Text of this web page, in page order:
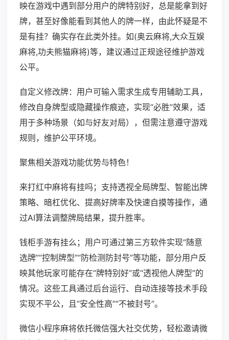
映在游戏中遇到部分用户的牌特别好，总是能拿到好
牌，甚至好像能看到其他人的牌一样，由此怀疑是不
是有挂？确实存在此类外挂。如(奥云麻将,大众互娱
麻将,功夫熊猫麻将)等，建议通过正规途径维护游戏
公平。
自定义修改牌：用户可输入需求生成专用辅助工具，
修改自身牌型或隐藏操作痕迹，实现“必胜”效果，适
用于多种场景（如与好友对局），但需注意遵守游戏
规则，维护公平环境。
聚焦相关游戏功能优势与特色！
来打红中麻将有挂吗；支持透视全局牌型、智能出牌
策略、暗杠优化、提高好牌率及快速自摸等操作，通
过AI算法调整牌局结果，提升胜率。
钱柜手游有挂么；用户可通过第三方软件实现“随意
选牌”“控制牌型”“防检测防封号”等功能，部分用户反
映其他玩家可能存在“牌特别好”或“透视他人牌型”的
情况。这些工具通过后台运行、自动连接等技术手段
实现不平公，且“安全性高”“不被封号”。
微信小程序麻将依托微信强大社交优势，轻松邀请微